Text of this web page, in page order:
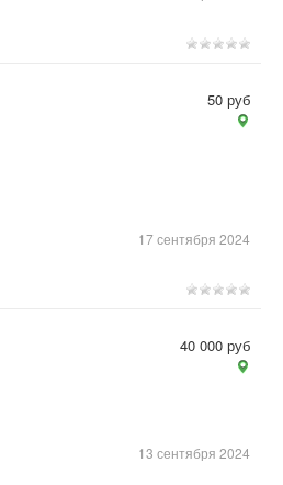
17 сентября 2024
50 руб
13 сентября 2024
40 000 руб